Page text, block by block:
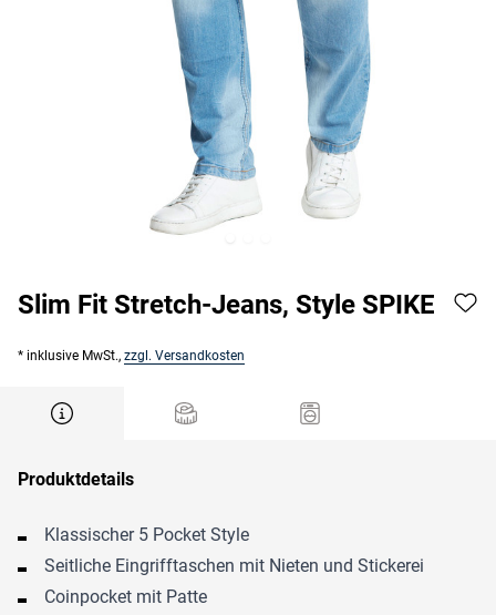
Slim Fit Stretch-Jeans, Style SPIKE
* inklusive MwSt., zzgl. Versandkosten
Produktdetails
Klassischer 5 Pocket Style
Seitliche Eingrifftaschen mit Nieten und Stickerei
Coinpocket mit Patte